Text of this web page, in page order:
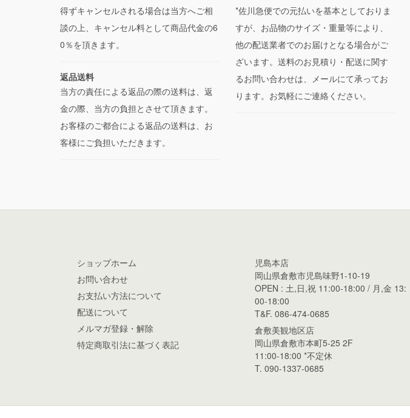
得ずキャンセルされる場合は当方へご相
談の上、キャンセル料として商品代金の6
0％を頂きます。
返品送料
当方の責任による返品の際の送料は、返
金の際、当方の負担とさせて頂きます。
お客様のご都合による返品の送料は、お
客様にご負担いただきます。
*佐川急便での元払いを基本としておりま
すが、お品物のサイズ・重量等により、
他の配送業者でのお届けとなる場合がご
ざいます。送料のお見積り・配送に関す
るお問い合わせは、メールにて承ってお
ります。お気軽にご連絡ください。
ショップホーム
お問い合わせ
お支払い方法について
配送について
メルマガ登録・解除
特定商取引法に基づく表記
児島本店
岡山県倉敷市児島味野1-10-19
OPEN : 土,日,祝 11:00-18:00 / 月,金 13:
00-18:00
T&F. 086-474-0685
倉敷美観地区店
岡山県倉敷市本町5-25 2F
11:00-18:00 *不定休
T. 090-1337-0685